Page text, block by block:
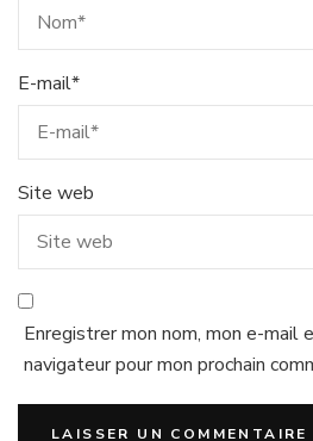
E-mail*
Site web
Enregistrer mon nom, mon e-mail
navigateur pour mon prochain